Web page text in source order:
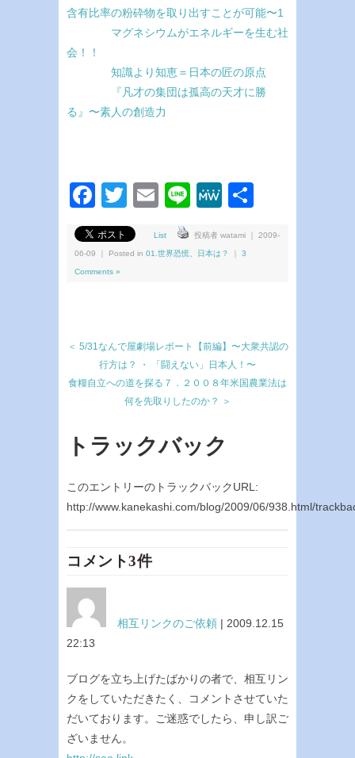
含有比率の粉砕物を取り出すことが可能〜1
マグネシウムがエネルギーを生む社
会！！
知識より知恵＝日本の匠の原点
『凡才の集団は孤高の天才に勝
る』〜素人の創造力
Facebook
Twitter
EmailLineMeWe
List 投稿者 watami ｜ 2009-
06-09 ｜ Posted in 01.世界恐慌、日本は？ 3
Comments »
＜ 5/31なんで屋劇場レポート【前編】〜大衆共認の
行方は？ ・ 「闘えない」日本人！〜
食糧自立への道を探る７．２００８年米国農業法は
何を先取りしたのか？ ＞
トラックバック
このエントリーのトラックバックURL:
http://www.kanekashi.com/blog/2009/06/938.html/
コメント3件
相互リンクのご依頼 | 2009.12.15
22:13
ブログを立ち上げたばかりの者で、相互リン
クをしていただきたく、コメントさせていた
だいております。ご迷惑でしたら、申し訳ご
ざいません。